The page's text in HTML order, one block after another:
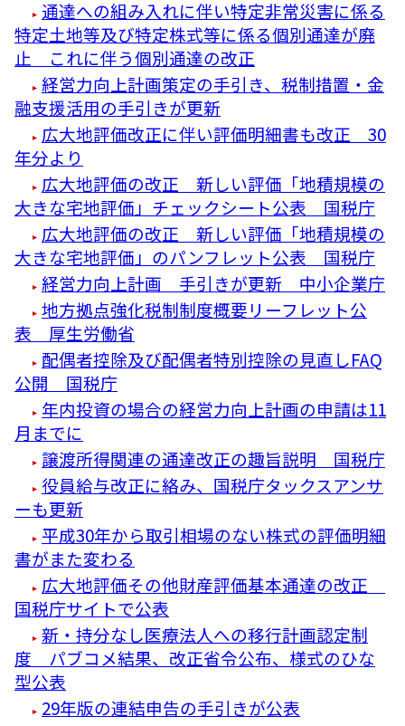
通達への組み入れに伴い特定非常災害に係る
特定土地等及び特定株式等に係る個別通達が廃
止 これに伴う個別通達の改正
経営力向上計画策定の手引き、税制措置・金
融支援活用の手引きが更新
広大地評価改正に伴い評価明細書も改正 30
年分より
広大地評価の改正 新しい評価「地積規模の
大きな宅地評価」チェックシート公表 国税庁
広大地評価の改正 新しい評価「地積規模の
大きな宅地評価」のパンフレット公表 国税庁
経営力向上計画 手引きが更新 中小企業庁
地方拠点強化税制制度概要リーフレット公
表 厚生労働省
配偶者控除及び配偶者特別控除の見直しFAQ
公開 国税庁
年内投資の場合の経営力向上計画の申請は11
月までに
譲渡所得関連の通達改正の趣旨説明 国税庁
役員給与改正に絡み、国税庁タックスアンサ
ーも更新
平成30年から取引相場のない株式の評価明細
書がまた変わる
広大地評価その他財産評価基本通達の改正
国税庁サイトで公表
新・持分なし医療法人への移行計画認定制
度 パブコメ結果、改正省令公布、様式のひな
型公表
29年版の連結申告の手引きが公表